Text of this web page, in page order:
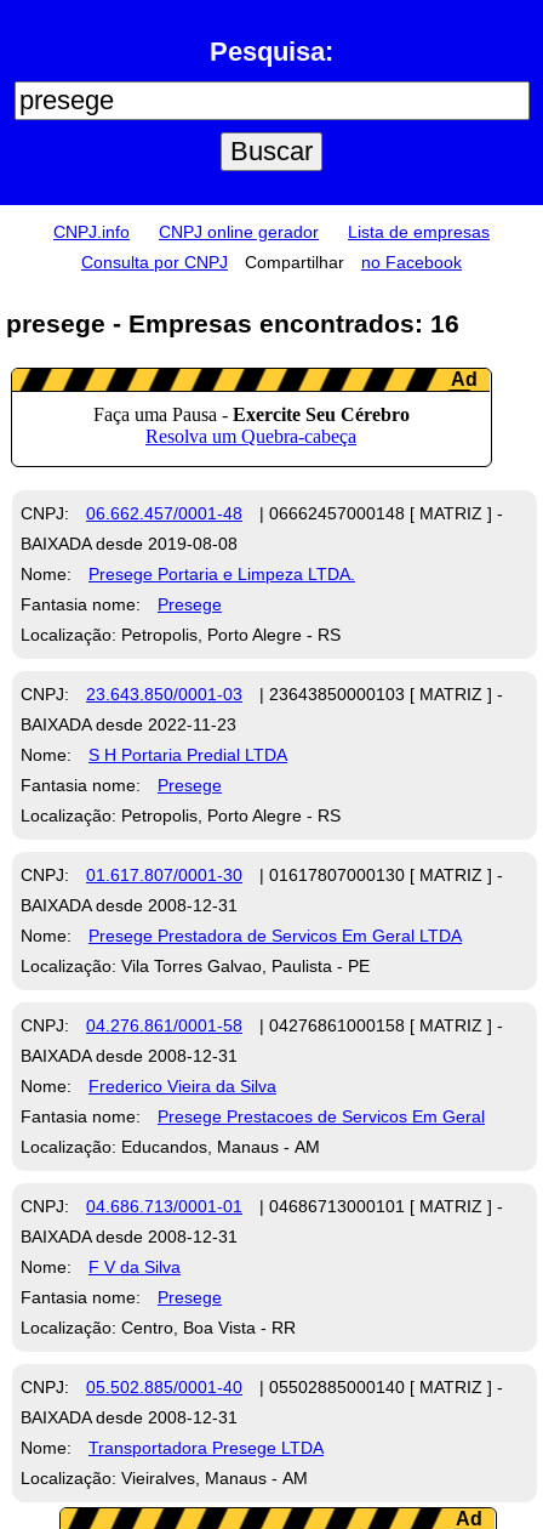
Pesquisa:
CNPJ.info CNPJ online gerador
Lista de empresas
Consulta por CNPJ
Compartilhar no Facebook
presege - Empresas encontrados: 16
CNPJ: 06.662.457/0001-48
| 06662457000148 [ MATRIZ ] -
BAIXADA desde 2019-08-08
Nome:
Presege Portaria e Limpeza LTDA.
Fantasia nome:
Presege
Localização: Petropolis, Porto Alegre - RS
CNPJ: 23.643.850/0001-03
| 23643850000103 [ MATRIZ ] -
BAIXADA desde 2022-11-23
Nome:
S H Portaria Predial LTDA
Fantasia nome:
Presege
Localização: Petropolis, Porto Alegre - RS
CNPJ: 01.617.807/0001-30
| 01617807000130 [ MATRIZ ] -
BAIXADA desde 2008-12-31
Nome:
Presege Prestadora de Servicos Em Geral LTDA
Localização: Vila Torres Galvao, Paulista - PE
CNPJ: 04.276.861/0001-58
| 04276861000158 [ MATRIZ ] -
BAIXADA desde 2008-12-31
Nome:
Frederico Vieira da Silva
Fantasia nome:
Presege Prestacoes de Servicos Em Geral
Localização: Educandos, Manaus - AM
CNPJ: 04.686.713/0001-01
| 04686713000101 [ MATRIZ ] -
BAIXADA desde 2008-12-31
Nome:
F V da Silva
Fantasia nome:
Presege
Localização: Centro, Boa Vista - RR
CNPJ: 05.502.885/0001-40
| 05502885000140 [ MATRIZ ] -
BAIXADA desde 2008-12-31
Nome:
Transportadora Presege LTDA
Localização: Vieiralves, Manaus - AM